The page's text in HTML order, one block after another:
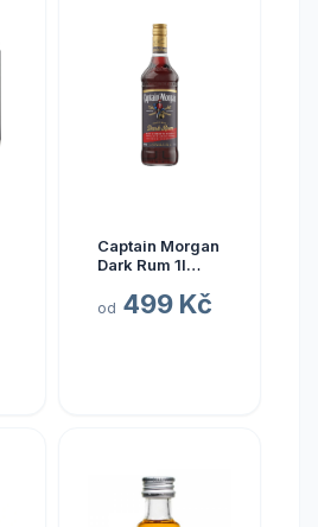
Captain Morgan
Dark Rum 1l
od 499 Kč